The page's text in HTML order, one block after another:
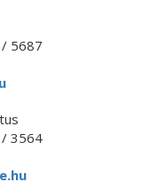
5687
3564